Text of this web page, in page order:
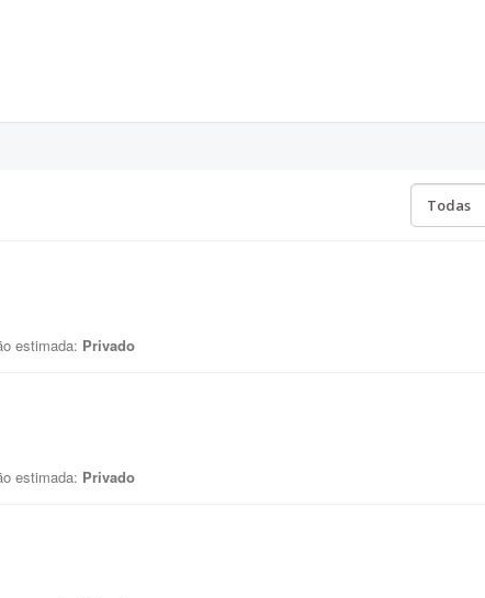
estimada: Privado
estimada: Privado